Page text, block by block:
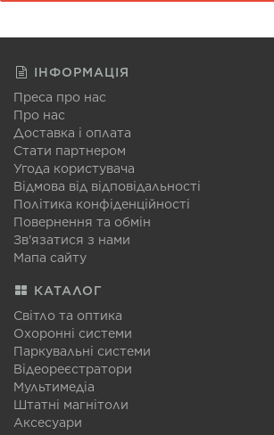
ІНФОРМАЦІЯ
Преса про нас
Про нас
Доставка і оплата
Стати партнером
Угода користувача
Відмова від відповідальності
Політика конфіденційності
Повернення та обмін
Зв'язатися з нами
Мапа сайту
КАТАЛОГ
Світло та оптика
Охоронні системи
Паркувальні системи
Відеореєстратори
Мультимедіа
Штатні магнітоли
Аксесуари